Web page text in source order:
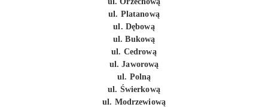
ul. Platanową
ul. Dębową
ul. Bukową
ul. Cedrową
ul. Jaworową
ul. Polną
ul. Świerkową
ul. Modrzewiową